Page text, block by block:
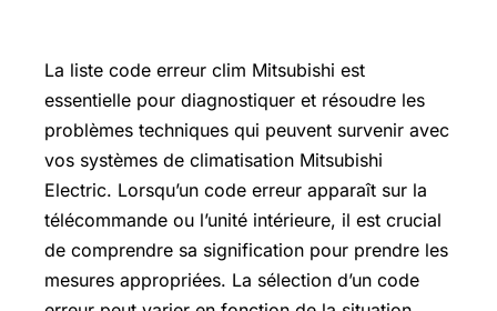
La liste code erreur clim Mitsubishi est
essentielle pour diagnostiquer et résoudre les
problèmes techniques qui peuvent survenir avec
vos systèmes de climatisation Mitsubishi
Electric. Lorsqu’un code erreur apparaît sur la
télécommande ou l’unité intérieure, il est crucial
de comprendre sa signification pour prendre les
mesures appropriées. La sélection d’un code